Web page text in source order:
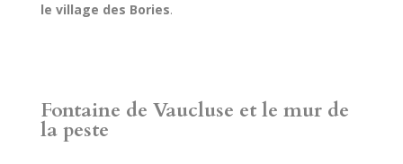
le village des Bories.
Fontaine de Vaucluse et le mur de
la peste